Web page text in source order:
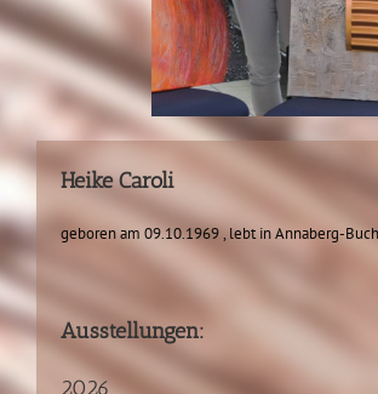
Heike Caroli
geboren am 09.10.1969 , lebt in Annaberg-
Ausstellungen:
2026